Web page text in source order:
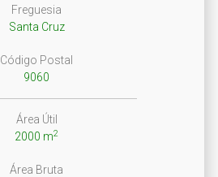
Freguesia
Santa Cruz
Código Postal
9060
Área Útil
2000 m2
Área Bruta